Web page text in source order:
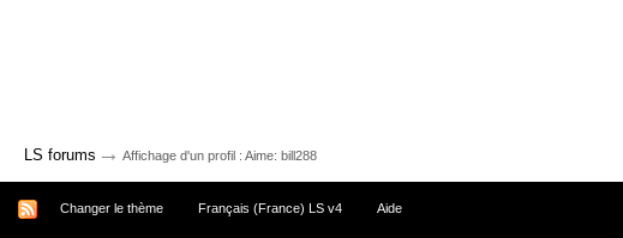
LS forums → Affichage d'un profil : Aime: bill288
Changer le thème Français (France) LS v4 Aide